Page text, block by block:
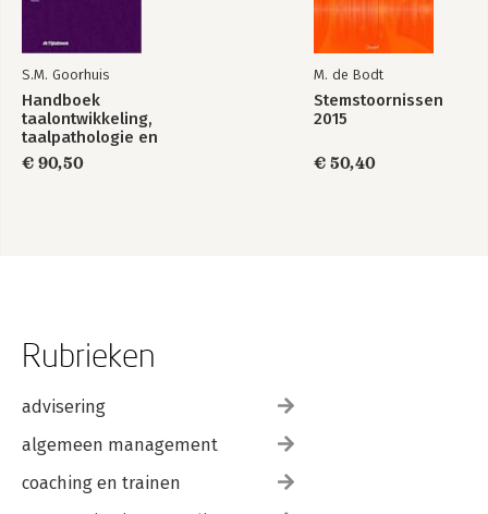
S.M. Goorhuis
Handboek
taalontwikkeling,
taalpathologie en
taaltherapie bij
Nederlandssprekende
€ 90,50
M. de Bodt
Stemstoornissen
2015
€ 50,40
Rubrieken
advisering
algemeen management
coaching en trainen